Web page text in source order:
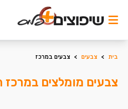
בית > צבעים > צבעים במרכז
צבעים מומלצים במרכז